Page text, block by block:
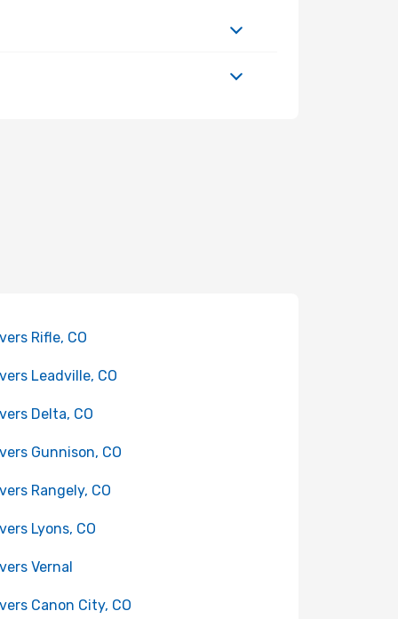
Rifle, CO
Leadville, CO
Delta, CO
Gunnison, CO
Rangely, CO
Lyons, CO
Vernal
Canon City, CO